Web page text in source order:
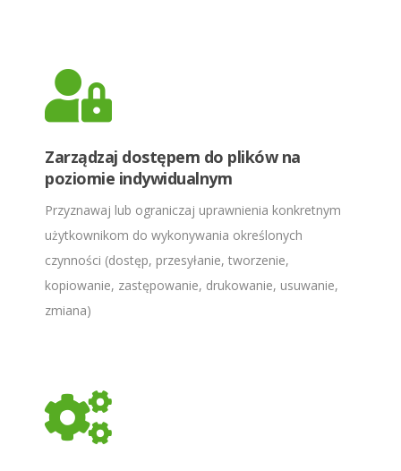
Zarządzaj dostępem do plików na
poziomie indywidualnym
Przyznawaj lub ograniczaj uprawnienia konkretnym
użytkownikom do wykonywania określonych
czynności (dostęp, przesyłanie, tworzenie,
kopiowanie, zastępowanie, drukowanie, usuwanie,
zmiana)